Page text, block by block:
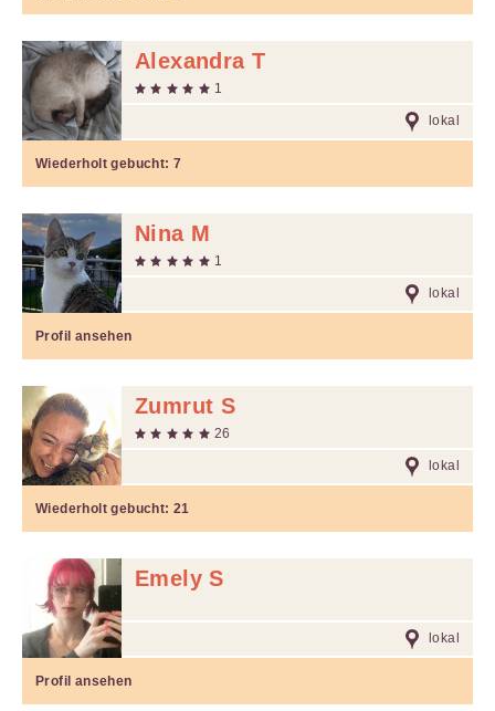
Alexandra T
1
lokal
Wiederholt gebucht:7
Nina M
1
lokal
Profil ansehen
Zumrut S
26
lokal
Wiederholt gebucht:21
Emely S
lokal
Profil ansehen